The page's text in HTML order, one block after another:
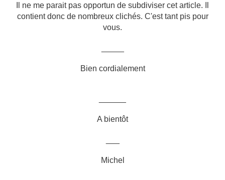
Il ne me parait pas opportun de subdiviser cet article. Il
contient donc de nombreux clichés. C'est tant pis pour
vous.
Bien cordialement
A bientôt
Michel